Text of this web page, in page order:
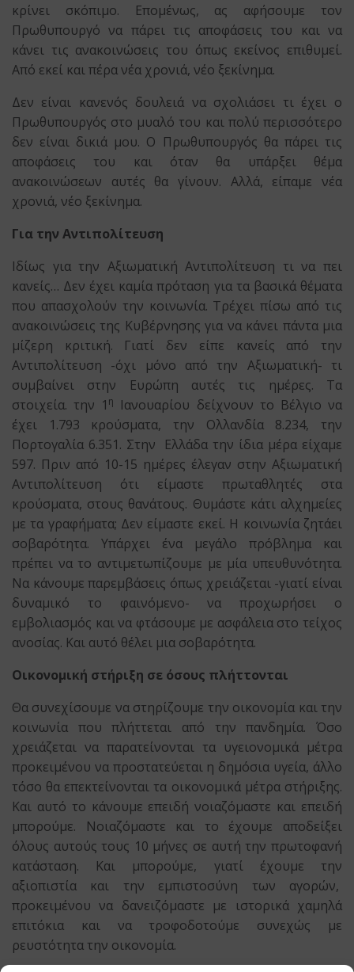
κρίνει σκόπιμο. Επομένως, ας αφήσουμε τον
Πρωθυπουργό να πάρει τις αποφάσεις του και να
κάνει τις ανακοινώσεις του όπως εκείνος επιθυμεί.
Από εκεί και πέρα νέα χρονιά, νέο ξεκίνημα.
Δεν είναι κανενός δουλειά να σχολιάσει τι έχει ο
Πρωθυπουργός στο μυαλό του και πολύ περισσότερο
δεν είναι δικιά μου. Ο Πρωθυπουργός θα πάρει τις
αποφάσεις του και όταν θα υπάρξει θέμα
ανακοινώσεων αυτές θα γίνουν. Αλλά, είπαμε νέα
χρονιά, νέο ξεκίνημα.
Για την Αντιπολίτευση
Ιδίως για την Αξιωματική Αντιπολίτευση τι να πει
κανείς… Δεν έχει καμία πρόταση για τα βασικά θέματα
που απασχολούν την κοινωνία. Τρέχει πίσω από τις
ανακοινώσεις της Κυβέρνησης για να κάνει πάντα μια
μίζερη κριτική. Γιατί δεν είπε κανείς από την
Αντιπολίτευση -όχι μόνο από την Αξιωματική- τι
συμβαίνει στην Ευρώπη αυτές τις ημέρες. Τα
στοιχεία. την 1 η
Ιανουαρίου δείχνουν το Βέλγιο να
έχει 1.793 κρούσματα, την Ολλανδία 8.234, την
Πορτογαλία 6.351. Στην Ελλάδα την ίδια μέρα είχαμε
597. Πριν από 10-15 ημέρες έλεγαν στην Αξιωματική
Αντιπολίτευση ότι είμαστε πρωταθλητές στα
κρούσματα, στους θανάτους. Θυμάστε κάτι αλχημείες
με τα γραφήματα; Δεν είμαστε εκεί. Η κοινωνία ζητάει
σοβαρότητα. Υπάρχει ένα μεγάλο πρόβλημα και
πρέπει να το αντιμετωπίζουμε με μία υπευθυνότητα.
Να κάνουμε παρεμβάσεις όπως χρειάζεται -γιατί είναι
δυναμικό το φαινόμενο- να προχωρήσει ο
εμβολιασμός και να φτάσουμε με ασφάλεια στο τείχος
ανοσίας. Και αυτό θέλει μια σοβαρότητα.
Οικονομική στήριξη σε όσους πλήττονται
Θα συνεχίσουμε να στηρίζουμε την οικονομία και την
κοινωνία που πλήττεται από την πανδημία. Όσο
χρειάζεται να παρατείνονται τα υγειονομικά μέτρα
προκειμένου να προστατεύεται η δημόσια υγεία, άλλο
τόσο θα επεκτείνονται τα οικονομικά μέτρα στήριξης.
Και αυτό το κάνουμε επειδή νοιαζόμαστε και επειδή
μπορούμε. Νοιαζόμαστε και το έχουμε αποδείξει
όλους αυτούς τους 10 μήνες σε αυτή την πρωτοφανή
κατάσταση. Και μπορούμε, γιατί έχουμε την
αξιοπιστία και την εμπιστοσύνη των αγορών,
προκειμένου να δανειζόμαστε με ιστορικά χαμηλά
επιτόκια και να τροφοδοτούμε συνεχώς με
ρευστότητα την οικονομία.